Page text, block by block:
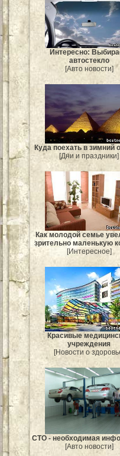
Интересно:
автостекло
[Авто новости]
Куда поехать в зимний
[Дни и праздники]
Как молодой семье
зрительно маленькую
[Интересное]
Красивые
учреждения
[Новости о
СТО - необходимая
[Авто новости]